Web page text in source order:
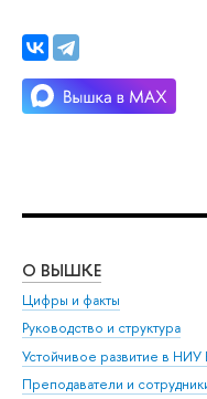
О ВЫШКЕ
Цифры и факты
Руководство и структура
Устойчивое развитие в
Преподаватели и